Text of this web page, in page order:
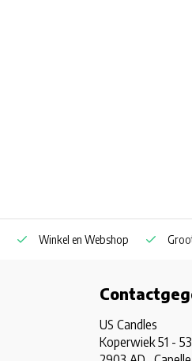
Winkel en Webshop
US Candles
Koperwiek 51 - 53